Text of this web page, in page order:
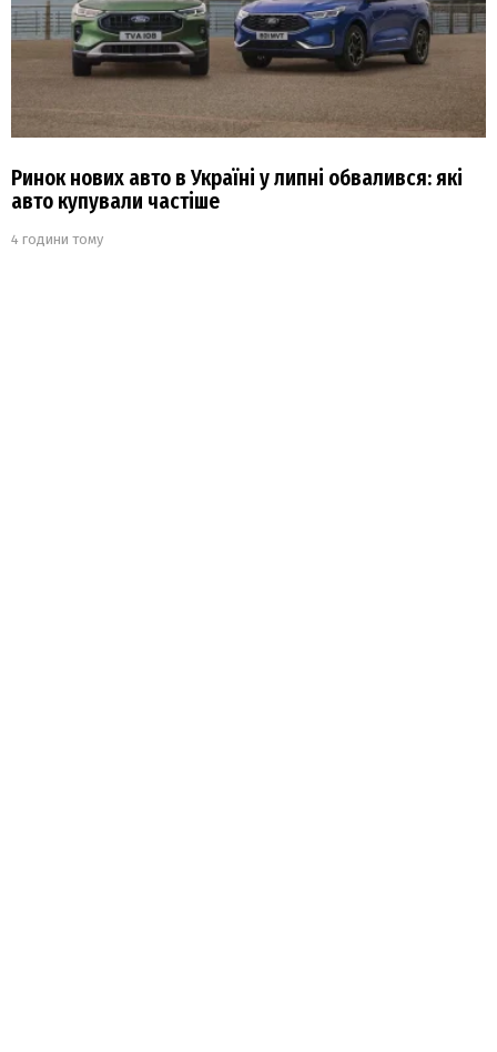
Ринок нових авто в Україні у липні обвалився: які
авто купували частіше
4 години тому